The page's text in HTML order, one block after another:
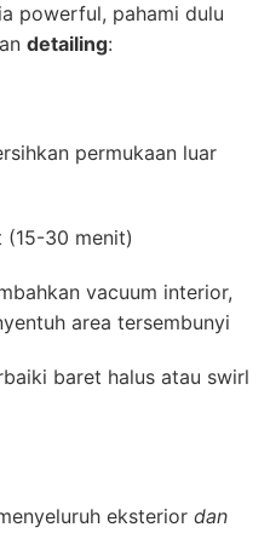
powerful, pahami dulu
detailing:
permukaan luar
(15-30 menit)
vacuum interior,
area tersembunyi
baret halus atau swirl
eksterior dan